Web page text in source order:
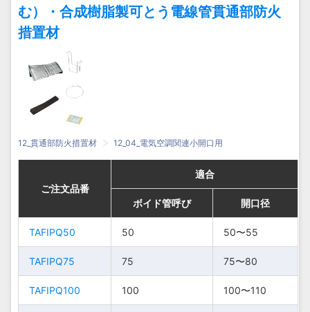
む）・合成樹脂製可とう電線管貫通部防火
措置材
12_貫通部防火措置材 12_04_電気空調関連小開口用
ご注文品番
ボイド管呼び 開口径
TAFIPQ50
55
75〜
ご注文品番
適合
ボイド管呼び 開口径
TAFIPQ50 50 50〜55
TAFIPQ75 75 75〜80
TAFIPQ100 100 100〜110
ご注文品番
ボイド管呼び 開口径
TAFIPQ50
55
75〜
ご注文品番
適合
ボイド管呼び 開口径
TAFIPQ50 50 50〜55
TAFIPQ75 75 75〜80
TAFIPQ100 100 100〜110